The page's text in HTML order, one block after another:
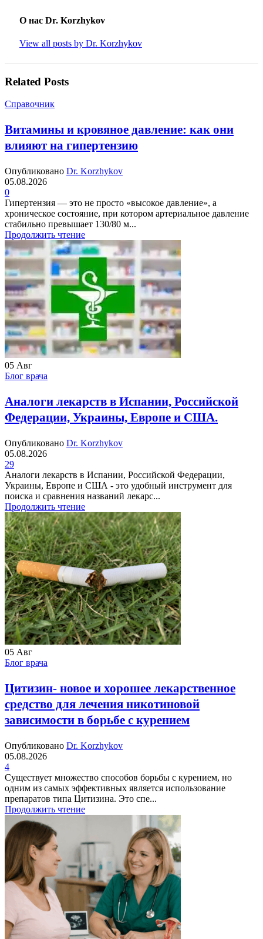
О нас Dr. Korzhykov
View all posts by Dr. Korzhykov
Related Posts
Справочник
Витамины и кровяное давление: как они
влияют на гипертензию
Опубликовано Dr. Korzhykov
05.08.2026
0
Гипертензия — это не просто «высокое давление», а
хроническое состояние, при котором артериальное давление
стабильно превышает 130/80 м...
Продолжить чтение
05 Авг
Блог врача
Аналоги лекарств в Испании, Российской
Федерации, Украины, Европе и США.
Опубликовано Dr. Korzhykov
05.08.2026
29
Аналоги лекарств в Испании, Российской Федерации,
Украины, Европе и США - это удобный инструмент для
поиска и сравнения названий лекарс...
Продолжить чтение
05 Авг
Блог врача
Цитизин- новое и хорошее лекарственное
средство для лечения никотиновой
зависимости в борьбе с курением
Опубликовано Dr. Korzhykov
05.08.2026
4
Существует множество способов борьбы с курением, но
одним из самых эффективных является использование
препаратов типа Цитизина. Это спе...
Продолжить чтение